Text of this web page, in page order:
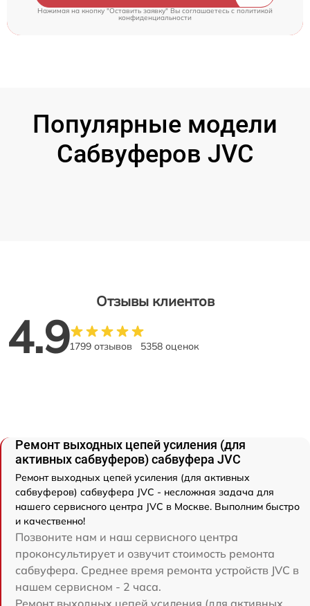
Нажимая на кнопку "Оставить заявку" Вы соглашаетесь cполитикой
конфиденциальности
Популярные модели
Сабвуферов JVC
Отзывы клиентов
4.91799 отзывов 5358 оценок
Ремонт выходных цепей усиления (для
активных сабвуферов) сабвуфера JVC
Ремонт выходных цепей усиления (для активных
сабвуферов) сабвуфера JVC - несложная задача для
нашего сервисного центра JVC в Москве. Выполним быстро
и качественно!
Позвоните нам и наш сервисного центра
проконсультирует и озвучит стоимость ремонта
сабвуфера. Среднее время ремонта устройств JVC в
нашем сервисном - 2 часа.
Ремонт выходных цепей усиления (для активных